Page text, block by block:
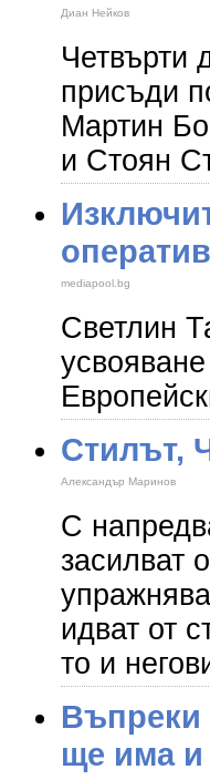
Диан Нейков
Четвърти
присъди
Мартин
и Стоян
mediapool.bg
Светлин
Стилът,
Александър Маринов
С
засилват
идват от
то и
Въпреки
ще има